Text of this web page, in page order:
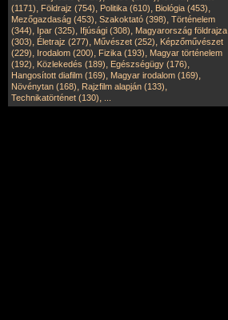
(1171), Földrajz (754), Politika (610), Biológia (453),
Mezőgazdaság (453), Szakoktató (398), Történelem
(344), Ipar (325), Ifjúsági (308), Magyarország földrajza
(303), Életrajz (277), Művészet (252), Képzőművészet
(229), Irodalom (200), Fizika (193), Magyar történelem
(192), Közlekedés (189), Egészségügy (176),
Hangosított diafilm (169), Magyar irodalom (169),
Növénytan (168), Rajzfilm alapján (133),
Technikatörténet (130),